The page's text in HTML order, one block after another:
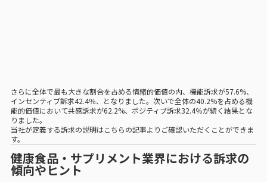
さらに全体で最も大きな割合を占める情緒的価値の内、機能訴求が57.6%、
インセンティブ訴求42.4％、となりました。次いで全体の40.2%を占める機
能的価値において共感訴求が62.2%、ポジティブ訴求32.4％が続く結果とな
りました。
当社が定義する訴求の説明はこちらの記事よりご確認いただくことができま
す。
健康食品・サプリメント業界における訴求の
傾向やヒント